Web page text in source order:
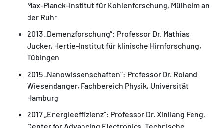
Max-Planck-Institut für Kohlenforschung, Mülheim an
der Ruhr
2013 „Demenzforschung“: Professor Dr. Mathias
Jucker, Hertie-Institut für klinische Hirnforschung,
Tübingen
2015 „Nanowissenschaften“: Professor Dr. Roland
Wiesendanger, Fachbereich Physik, Universität
Hamburg
2017 „Energieeffizienz“: Professor Dr. Xinliang Feng,
Center for Advancing Electronics, Technische